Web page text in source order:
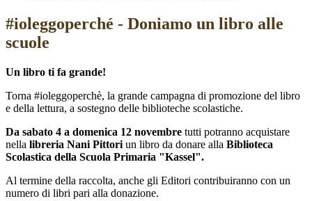
#ioleggoperché - Doniamo un libro alle
scuole
Un libro ti fa grande!
Torna #ioleggoperchè, la grande campagna di promozione del libro
e della lettura, a sostegno delle biblioteche scolastiche.
Da sabato 4 a domenica 12 novembre tutti potranno acquistare
nella libreria Nani Pittori un libro da donare alla Biblioteca
Scolastica della Scuola Primaria "Kassel".
Al termine della raccolta, anche gli Editori contribuiranno con un
numero di libri pari alla donazione.